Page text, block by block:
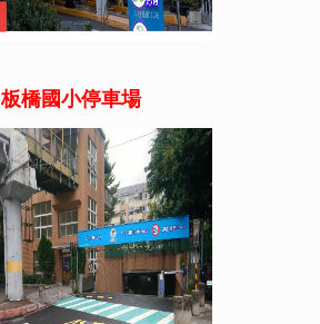
板橋國小停車場